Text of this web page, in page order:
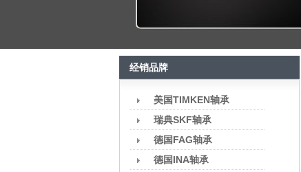
经销品牌
美国TIMKEN轴承
瑞典SKF轴承
德国FAG轴承
德国INA轴承